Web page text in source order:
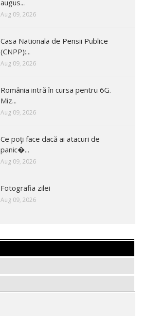
augus...
Aug 09, 2026
Casa Nationala de Pensii Publice
(CNPP):...
Aug 09, 2026
România intră în cursa pentru 6G.
Miz...
Aug 09, 2026
Ce poţi face dacă ai atacuri de
panic�...
Aug 09, 2026
Fotografia zilei
Aug 09, 2026